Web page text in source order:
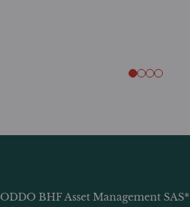
ODDO BHF Asset Management SAS*